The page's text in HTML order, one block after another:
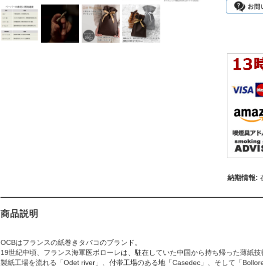
商品説明
OCBはフランスの紙巻きタバコのブランド。
19世紀中頃、フランス海軍医ボローレは、駐在していた中国から持ち帰った薄紙
製紙工場を流れる「Odet river」、付帯工場のある地「Casedec」、そして「